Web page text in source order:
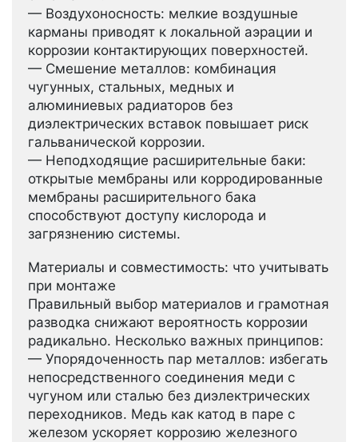
— Воздухоносность: мелкие воздушные
карманы приводят к локальной аэрации и
коррозии контактирующих поверхностей.
— Смешение металлов: комбинация
чугунных, стальных, медных и
алюминиевых радиаторов без
диэлектрических вставок повышает риск
гальванической коррозии.
— Неподходящие расширительные баки:
открытые мембраны или корродированные
мембраны расширительного бака
способствуют доступу кислорода и
загрязнению системы.
Материалы и совместимость: что учитывать
при монтаже
Правильный выбор материалов и грамотная
разводка снижают вероятность коррозии
радикально. Несколько важных принципов:
— Упорядоченность пар металлов: избегать
непосредственного соединения меди с
чугуном или сталью без диэлектрических
переходников. Медь как катод в паре с
железом ускоряет коррозию железного